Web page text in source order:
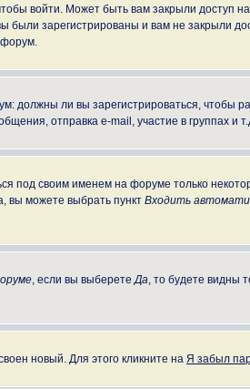
войти. Может быть вам закрыли доступ
зарегистрированы и вам не закрыли
форум.
должны ли вы зарегистрироваться,
отправка e-mail, участие в группах и
под своим именем на форуме только
вы можете выбрать пункт Входить
, если вы выберетеДа, то будете видны
новый. Для этого кликните на Я забыл